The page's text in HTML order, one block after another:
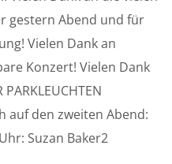
gestern Abend und für
Vielen Dank an
Konzert! Vielen Dank
auf den zweiten Abend:
Suzan Baker2